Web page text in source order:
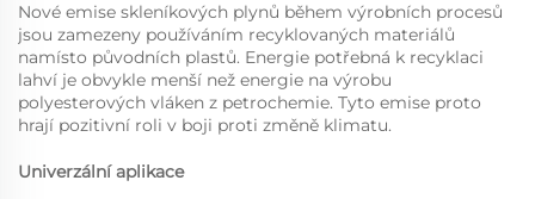
Nové emise skleníkových plynů během výrobních procesů
jsou zamezeny používáním recyklovaných materiálů
namísto původních plastů. Energie potřebná k recyklaci
lahví je obvykle menší než energie na výrobu
polyesterových vláken z petrochemie. Tyto emise proto
hrají pozitivní roli v boji proti změně klimatu.
Univerzální aplikace